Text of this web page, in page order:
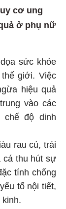
cơ ung
ở phụ nữ
sức khỏe
giới. Việc
hiệu quả
vào các
độ dinh
rau củ, trái
cá thu hút sự
tính chống
tố nội tiết,